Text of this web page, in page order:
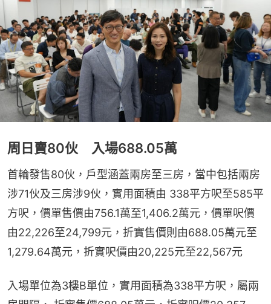
周日賣80伙 入場688.05萬
首輪發售80伙，戶型涵蓋兩房至三房，當中包括兩房
涉71伙及三房涉9伙，實用面積由 338平方呎至585平
方呎，價單售價由756.1萬至1,406.2萬元，價單呎價
由22,226至24,799元，折實售價則由688.05萬元至
1,279.64萬元，折實呎價由20,225元至22,567元
入場單位為3樓B單位，實用面積為338平方呎，屬兩